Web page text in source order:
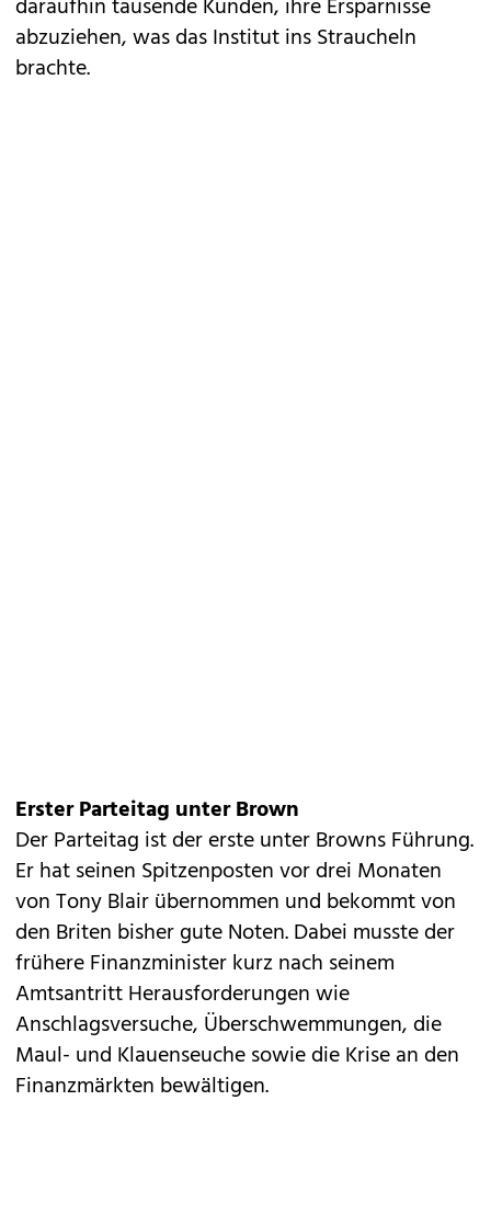
daraufhin tausende Kunden, ihre Ersparnisse
abzuziehen, was das Institut ins Straucheln
brachte.
Erster Parteitag unter Brown
Der Parteitag ist der erste unter Browns Führung.
Er hat seinen Spitzenposten vor drei Monaten
von Tony Blair übernommen und bekommt von
den Briten bisher gute Noten. Dabei musste der
frühere Finanzminister kurz nach seinem
Amtsantritt Herausforderungen wie
Anschlagsversuche, Überschwemmungen, die
Maul- und Klauenseuche sowie die Krise an den
Finanzmärkten bewältigen.